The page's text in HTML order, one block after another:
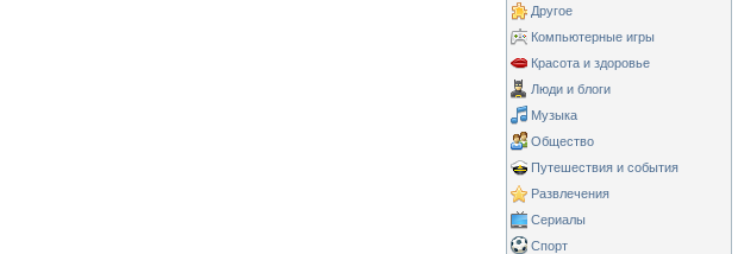
Другое
Компьютерные игры
Красота и здоровье
Люди и блоги
Музыка
Общество
Путешествия и события
Развлечения
Сериалы
Спорт